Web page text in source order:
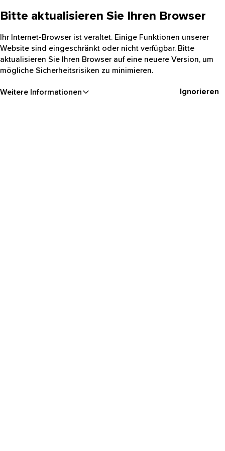
Bitte aktualisieren Sie Ihren Browser
Ihr Internet-Browser ist veraltet. Einige Funktionen unserer
Website sind eingeschränkt oder nicht verfügbar. Bitte
aktualisieren Sie Ihren Browser auf eine neuere Version, um
mögliche Sicherheitsrisiken zu minimieren.
Weitere Informationen Ignorieren